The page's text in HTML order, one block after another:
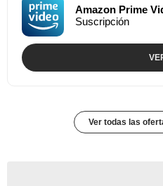
Amazon Prime
Suscripción
Ver todas las